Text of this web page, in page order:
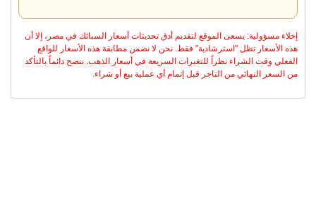
إخلاء مسؤولية: يسعى الموقع لتقديم أدق تحديثات أسعار السبائك في مصر، إلا أن
هذه الأسعار تظل "استرشادية" فقط. نحن لا نضمن مطابقة هذه الأسعار للواقع
الفعلي وقت الشراء نظراً للتغيرات السريعة في أسعار الذهب. ننصح دائماً بالتأكد
من السعر النهائي من التاجر قبل إتمام أي عملية بيع أو شراء.